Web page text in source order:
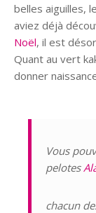
belles aiguilles,
aviez déjà
Noël, il est
Quant au vert
donner
Vous
pelotes
chacun